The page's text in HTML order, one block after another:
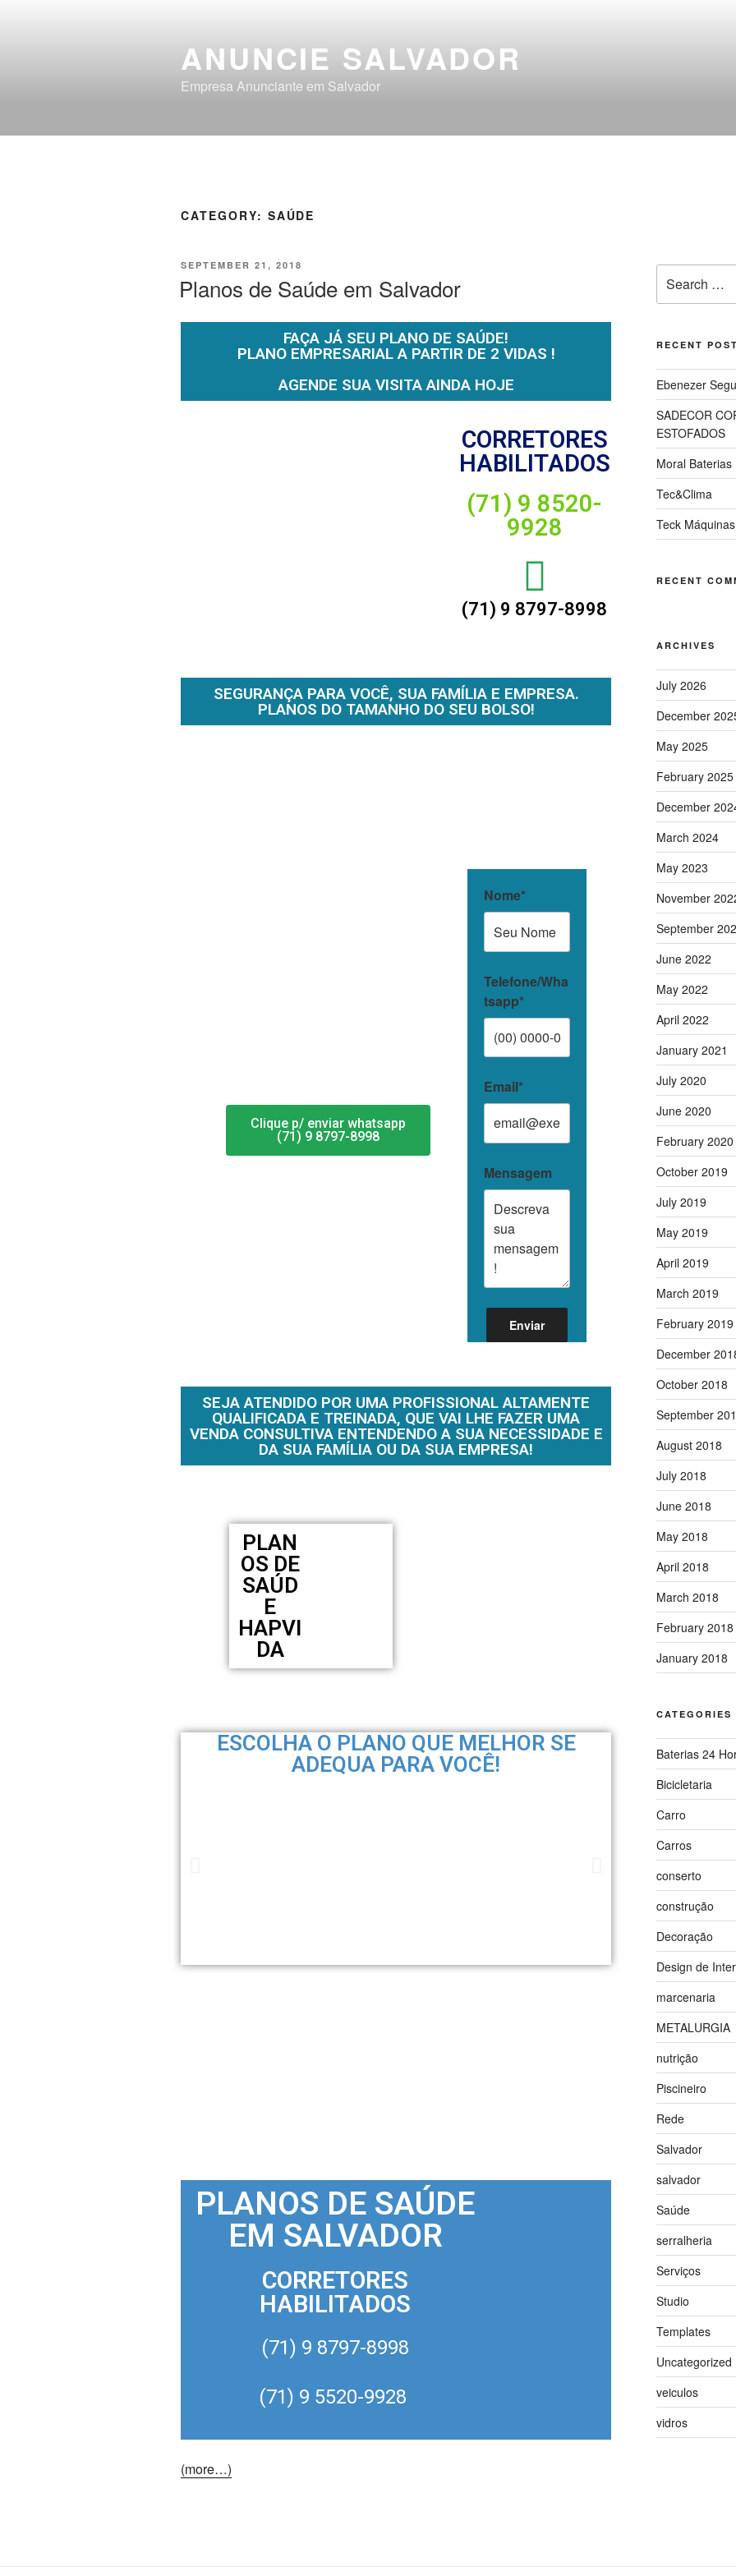
ANUNCIE SALVADOR
Empresa Anunciante em Salvador
CATEGORY: SAÚDE
SEPTEMBER 21, 2018
Planos de Saúde em Salvador
FAÇA JÁ SEU PLANO DE SAÚDE!
PLANO EMPRESARIAL A PARTIR DE 2 VIDAS !
AGENDE SUA VISITA AINDA HOJE
CORRETORES
HABILITADOS
(71) 9 8520-
9928
(71) 9 8797-8998
SEGURANÇA PARA VOCÊ, SUA FAMÍLIA E EMPRESA.
PLANOS DO TAMANHO DO SEU BOLSO!
Clique p/ enviar whatsapp
(71) 9 8797-8998
Nome*
Telefone/Wha
tsapp*
Email*
Mensagem
SEJA ATENDIDO POR UMA PROFISSIONAL ALTAMENTE
QUALIFICADA E TREINADA, QUE VAI LHE FAZER UMA
VENDA CONSULTIVA ENTENDENDO A SUA NECESSIDADE E
DA SUA FAMÍLIA OU DA SUA EMPRESA!
PLAN
OS DE
SAÚD
E
HAPVI
DA
ESCOLHA O PLANO QUE MELHOR SE
ADEQUA PARA VOCÊ!
PLANOS DE SAÚDE
EM SALVADOR
CORRETORES
HABILITADOS
(71) 9 8797-8998
(71) 9 5520-9928
(more…)
RECENT
Ebenezer
SADECOR
ESTOFADOS
Moral Baterias
Tec&Clima
Teck
RECENT
ARCHIVES
July 2026
December
May 2025
February 2025
December
March 2024
May 2023
November
September
June 2022
May 2022
April 2022
January 2021
July 2020
June 2020
February 2020
October 2019
July 2019
May 2019
April 2019
March 2019
February 2019
December
October 2018
September
August 2018
July 2018
June 2018
May 2018
April 2018
March 2018
February 2018
January 2018
CATEGORIES
Baterias 24
Bicicletaria
Carro
Carros
conserto
construção
Decoração
Design de
marcenaria
METALURGIA
nutrição
Piscineiro
Rede
Salvador
salvador
Saúde
serralheria
Serviços
Studio
Templates
Uncategorized
veiculos
vidros